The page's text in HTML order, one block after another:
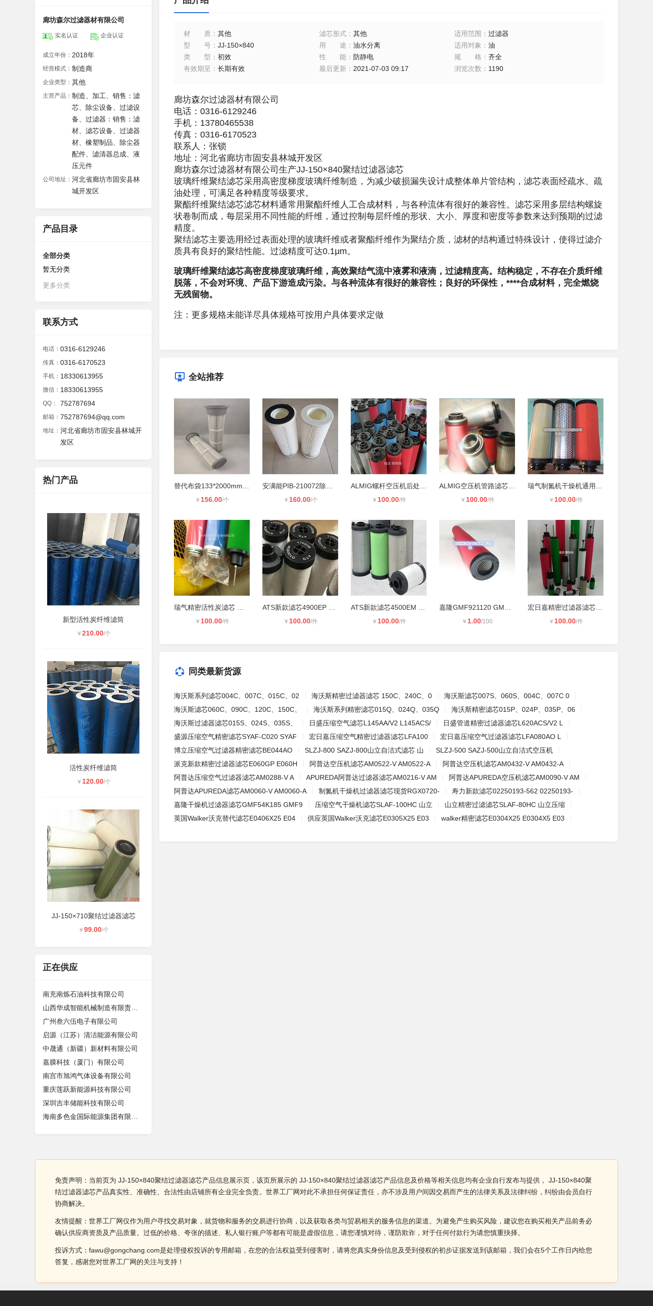
廊坊森尔过滤器材有限公司
实名认证 企业认证
成立年份： 2018年
经营模式： 制造商
企业类型： 其他
主营产品： 制造、加工、销售：滤
芯、除尘设备、过滤设
备、过滤器：销售：滤
材、滤芯设备、过滤器
材、橡塑制品、除尘器
配件、滤清器总成、液
压元件
公司地址： 河北省廊坊市固安县林
城开发区
产品目录
全部分类
暂无分类
更多分类
联系方式
电话： 0316-6129246
传真： 0316-6170523
手机： 18330613955
微信： 18330613955
QQ： 752787694
邮箱： 752787694@qq.com
地址： 河北省廊坊市固安县林城开
发区
热门产品
新型活性炭纤维滤筒
￥ 210.00/个
活性炭纤维滤筒
￥ 120.00/个
JJ-150×710聚结过滤器滤芯
￥ 99.00/个
正在供应
南充南炼石油科技有限公司
广州叁六伍电子有限公司
启源（江苏）清洁能源有限公司
中晟通（新疆）新材料有限公司
嘉膜科技（厦门）有限公司
南宫市旭鸿气体设备有限公司
重庆莲跃新能源科技有限公司
深圳吉丰储能科技有限公司
材质 ： 其他 滤芯形式： 其他 适用范围 ：过滤器
型号 ： JJ-150×840 用途 ： 油水分离 适用对象 ：油
类型 ： 初效 性能： 防静电 规格 ：齐全
有效期至 ： 长期有效 最后更新： 2021-07-03 09:17 浏览次数 ： 1190
廊坊森尔过滤器材有限公司
电话：0316-6129246
手机：13780465538
传真：0316-6170523
联系人：张锁
地址：河北省廊坊市固安县林城开发区
廊坊森尔过滤器材有限公司生产JJ-150×840聚结过滤器滤芯
玻璃纤维聚结滤芯采用高密度梯度玻璃纤维制造，为减少破损漏失设计成整体单片管结构，滤芯表面经疏水、疏
油处理，可满足各种精度等级要求。
聚酯纤维聚结滤芯滤芯材料通常用聚酯纤维人工合成材料，与各种流体有很好的兼容性。滤芯采用多层结构螺旋
状卷制而成，每层采用不同性能的纤维，通过控制每层纤维的形状、大小、厚度和密度等参数来达到预期的过滤
精度。
聚结滤芯主要选用经过表面处理的玻璃纤维或者聚酯纤维作为聚结介质，滤材的结构通过特殊设计，使得过滤介
质具有良好的聚结性能。过滤精度可达0.1μm。
玻璃纤维聚结滤芯高密度梯度玻璃纤维，高效聚结气流中液雾和液滴，过滤精度高。结构稳定，不存在介质纤维
脱落，不会对环境、产品下游造成污染。与各种流体有很好的兼容性；良好的环保性，****合成材料，完全燃烧
无残留物。
注：更多规格未能详尽具体规格可按用户具体要求定做
全站推荐
￥ 156.00/个 ￥ 160.00/个 ￥ 100.00/件 ￥ 100.00/件 ￥ 100.00/件
￥ 100.00/件 ￥ 100.00/件 ￥ 100.00/件 ￥ 1.00/100 ￥ 100.00/件
同类最新货源
海沃斯系列滤芯004C、007C、015C、02 海沃斯精密过滤器滤芯 150C、240C、0
海沃斯滤芯007S、060S、004C、007C 0
海沃斯滤芯060C、090C、120C、150C、
海沃斯系列精密滤芯015Q、024Q、035Q
海沃斯精密滤芯015P、024P、035P、06
海沃斯过滤器滤芯015S、024S、035S、
日盛压缩空气滤芯L145AA/V2 L145ACS/
日盛管道精密过滤器滤芯L620ACS/V2 L
盛源压缩空气精密滤芯SYAF-C020 SYAF
宏日嘉压缩空气精密过滤器滤芯LFA100
宏日嘉压缩空气过滤器滤芯LFA080AO L
博立压缩空气过滤器精密滤芯BE044AO
SLZJ-800 SAZJ-800山立自洁式滤芯 山
SLZJ-500 SAZJ-500山立自洁式空压机
派克新款精密过滤器滤芯E060GP E060H
阿普达空压机滤芯AM0522-V AM0522-A
阿普达空压机滤芯AM0432-V AM0432-A
阿普达压缩空气过滤器滤芯AM0288-V A
APUREDA阿普达过滤器滤芯AM0216-V AM
阿普达APUREDA空压机滤芯AM0090-V AM
阿普达APUREDA滤芯AM0060-V AM0060-A
制氮机干燥机过滤器滤芯现货RGX0720-
寿力新款滤芯02250193-562 02250193-
嘉隆干燥机过滤器滤芯GMF54K185 GMF9
压缩空气干燥机滤芯SLAF-100HC 山立
山立精密过滤滤芯SLAF-80HC 山立压缩
英国Walker沃克替代滤芯E0406X25 E04
供应英国Walker沃克滤芯E0305X25 E03 walker精密滤芯E0304X25 E0304X5 E03
免责声明：当前页为 JJ-150×840聚结过滤器滤芯产品信息展示页，该页所展示的 JJ-150×840聚结过滤器滤芯产品信息及价格等相关信息均有企业自行发布与提供， JJ-150×840聚
结过滤器滤芯产品真实性、准确性、合法性由店铺所有企业完全负责。世界工厂网对此不承担任何保证责任，亦不涉及用户间因交易而产生的法律关系及法律纠纷，纠纷由会员自行
协商解决。
友情提醒：世界工厂网仅作为用户寻找交易对象，就货物和服务的交易进行协商，以及获取各类与贸易相关的服务信息的渠道。为避免产生购买风险，建议您在购买相关产品前务必
确认供应商资质及产品质量。过低的价格、夸张的描述、私人银行账户等都有可能是虚假信息，请您谨慎对待，谨防欺诈，对于任何付款行为请您慎重抉择。
投诉方式：fawu@gongchang.com是处理侵权投诉的专用邮箱，在您的合法权益受到侵害时，请将您真实身份信息及受到侵权的初步证据发送到该邮箱，我们会在5个工作日内给您
答复，感谢您对世界工厂网的关注与支持！